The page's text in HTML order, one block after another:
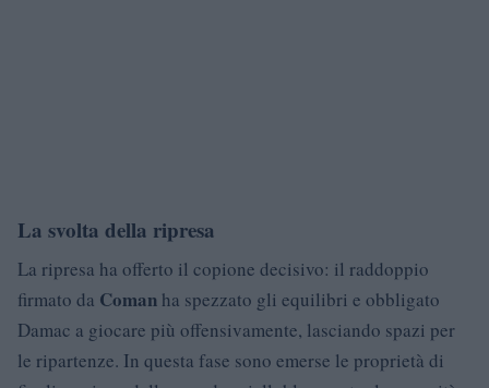
La svolta della ripresa
La ripresa ha offerto il copione decisivo: il raddoppio
firmato da Coman ha spezzato gli equilibri e obbligato
Damac a giocare più offensivamente, lasciando spazi per
le ripartenze. In questa fase sono emerse le proprietà di